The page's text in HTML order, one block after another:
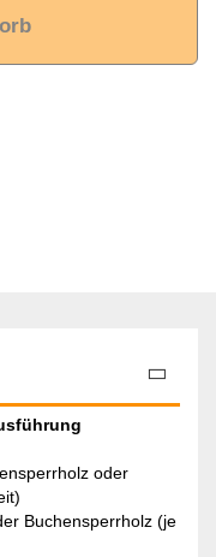
oder
Buchensperrholz (je